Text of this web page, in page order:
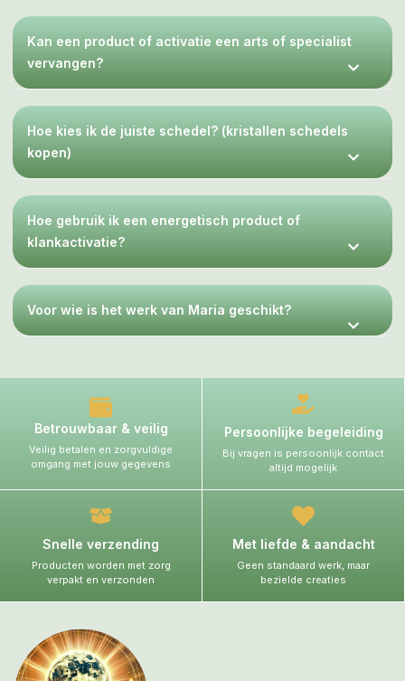
Kan een product of activatie een arts of specialist
vervangen?
Hoe kies ik de juiste schedel? (kristallen schedels
kopen)
Hoe gebruik ik een energetisch product of
klankactivatie?
Voor wie is het werk van Maria geschikt?
Betrouwbaar & veilig
Veilig betalen en zorgvuldige
omgang met jouw gegevens
Persoonlijke begeleiding
Bij vragen is persoonlijk contact
altijd mogelijk
Snelle verzending
Producten worden met zorg
verpakt en verzonden
Met liefde & aandacht
Geen standaard werk, maar
bezielde creaties